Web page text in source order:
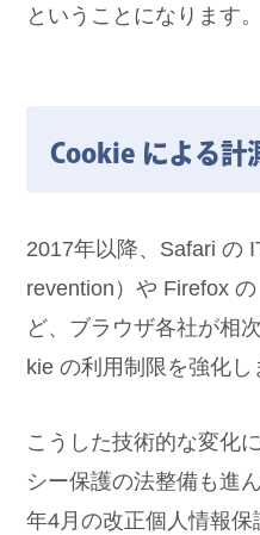
ということになります。
Cookie による計
2017年以降、Safari の
revention）や Firefox
ど、ブラウザ各社が相
kie の利用制限を強化し
こうした技術的な変化
シー保護の法整備も進
年4月の改正個人情報